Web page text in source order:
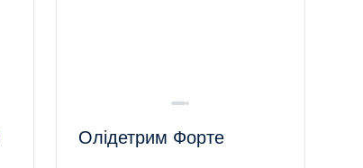
Олідетрим Форте